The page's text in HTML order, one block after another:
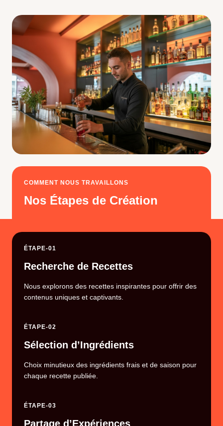
COMMENT NOUS TRAVAILLONS
Nos Étapes de Création
ÉTAPE-01
Recherche de Recettes
Nous explorons des recettes inspirantes pour offrir des
contenus uniques et captivants.
ÉTAPE-02
Sélection d’Ingrédients
Choix minutieux des ingrédients frais et de saison pour
chaque recette publiée.
ÉTAPE-03
Partage d’Expériences